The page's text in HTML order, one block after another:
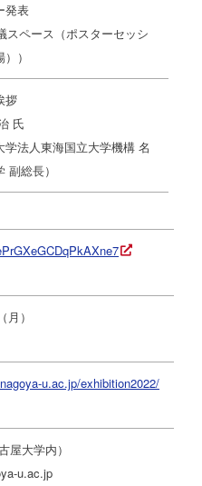
発表
スペース（ポスターセッシ
）
拶
氏
学法人東海国立大学機構 名
副総長）
）
u.ac.jp/exhibition2022/
屋大学内）
u.ac.jp